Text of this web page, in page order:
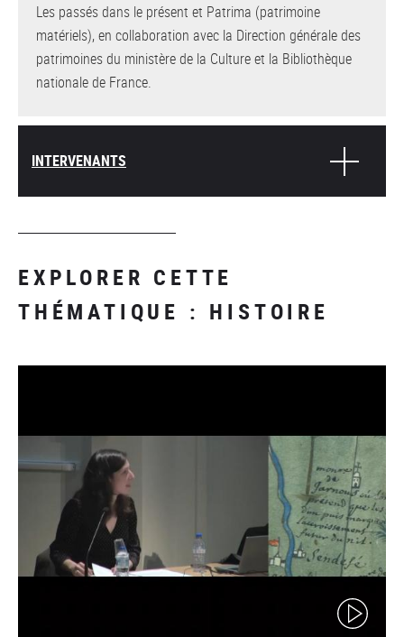
Les passés dans le présent et Patrima (patrimoine
matériels), en collaboration avec la Direction générale des
patrimoines du ministère de la Culture et la Bibliothèque
nationale de France.
INTERVENANTS
EXPLORER CETTE
THÉMATIQUE : HISTOIRE
(video)